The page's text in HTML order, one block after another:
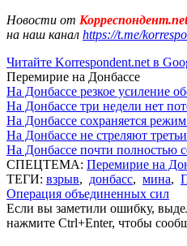
Новости от
на наш канал https://t.me/
Читайте Korrespondent.net в
Перемирие на Донбассе
На Донбассе резкое усиление
На Донбассе три недели нет
На Донбассе сохраняется
На Донбассе не стреляют
На Донбассе почти
СПЕЦТЕМА: Перемирие на
ТЕГИ: взрыв, донбасс, мина,
Операция объединенных сил
Если вы заметили ошибку,
нажмите Ctrl+Enter, чтобы